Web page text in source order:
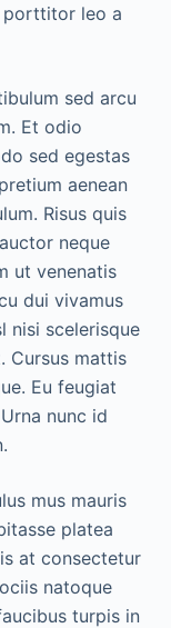
porttitor leo a
sed arcu
Et odio
sed egestas
aenean
Risus quis
neque
ut venenatis
dui vivamus
nisi scelerisque
Cursus mattis
Eu feugiat
nunc id
mus mauris
platea
at consectetur
natoque
turpis in